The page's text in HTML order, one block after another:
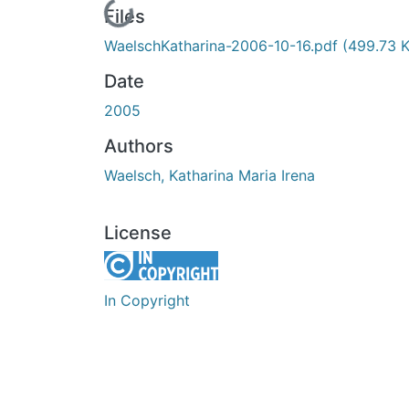
Loading...
Files
WaelschKatharina-2006-10-16.pdf (499.73
Date
2005
Authors
Waelsch, Katharina Maria Irena
License
In Copyright